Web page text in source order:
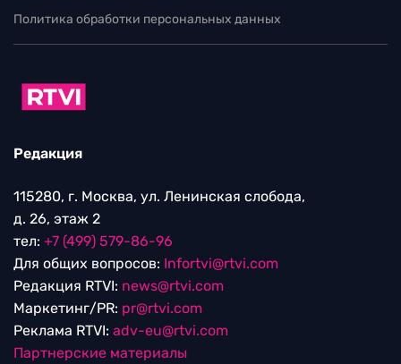
Политика обработки персональных данных
Редакция
115280, г. Москва, ул. Ленинская слобода,
д. 26, этаж 2
тел: +7 (499) 579-86-96
Для общих вопросов: Infortvi@rtvi.com
Редакция RTVI: news@rtvi.com
Маркетинг/PR: pr@rtvi.com
Реклама RTVI: adv-eu@rtvi.com
Партнерские материалы